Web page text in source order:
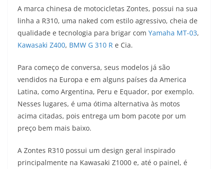
a
t
A
p
p
l
e
r
a
m
c
e
o
k
i
t
r
p
y
n
k
A marca chinesa de motocicletas Zontes, possui na sua
linha a R310, uma naked com estilo agressivo, cheia de
qualidade e tecnologia para brigar com Yamaha MT-03,
Kawasaki Z400, BMW G 310 R e Cia.
Para começo de conversa, seus modelos já são
vendidos na Europa e em alguns países da America
Latina, como Argentina, Peru e Equador, por exemplo.
Nesses lugares, é uma ótima alternativa às motos
acima citadas, pois entrega um bom pacote por um
preço bem mais baixo.
A Zontes R310 possui um design geral inspirado
principalmente na Kawasaki Z1000 e, até o painel, é